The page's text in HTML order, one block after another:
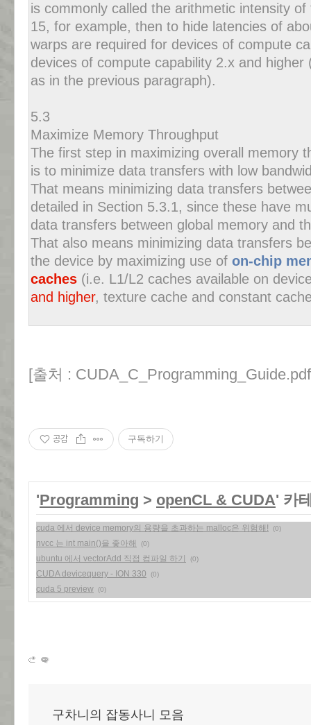
is commonly called the arithmetic intensity
15, for example, then to hide latencies of
warps are required for devices of compute
devices of compute capability 2.x and
as in the previous paragraph).
5.3
Maximize Memory Throughput
The first step in maximizing overall memory
is to minimize data transfers with low
That means minimizing data transfers
detailed in Section 5.3.1, since these have
data transfers between global memory and
That also means minimizing data transfers
the device by maximizing use of on-chip
caches (i.e. L1/L2 caches available on
and higher, texture cache and constant
[출처 :
공감 구독하기
'Programming > openCL & CUDA' 카
cuda 에서 device memory의 용량을 초과하는 malloc은 위험해! (0)
nvcc 는 int main()을 좋아해 (0)
ubuntu 에서 vectorAdd 직접 컴파일 하기 (0)
CUDA devicequery - ION 330 (0)
cuda 5 preview (0)
구차니의 잡동사니 모음